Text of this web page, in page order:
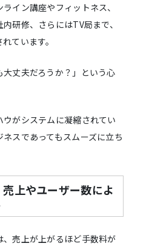
イン講座やフィットネス、
研修、さらにはTV局まで、
ています。
大丈夫だろうか？」という心
がシステムに凝縮されてい
スであってもスムーズに立ち
上やユーザー数によ
売上が上がるほど手数料が